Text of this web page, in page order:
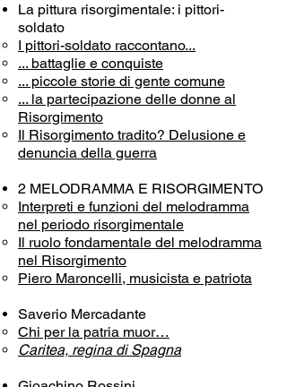
La pittura risorgimentale: i pittori-
soldato
I pittori-soldato raccontano...
... battaglie e conquiste
... piccole storie di gente comune
... la partecipazione delle donne al
Risorgimento
Il Risorgimento tradito? Delusione e
denuncia della guerra
2 MELODRAMMA E RISORGIMENTO
Interpreti e funzioni del melodramma
nel periodo risorgimentale
Il ruolo fondamentale del melodramma
nel Risorgimento
Piero Maroncelli, musicista e patriota
Saverio Mercadante
Chi per la patria muor…
Caritea, regina di Spagna